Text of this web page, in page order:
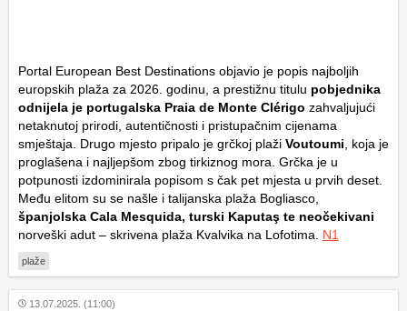
Portal European Best Destinations objavio je popis najboljih
europskih plaža za 2026. godinu, a prestižnu titulu pobjednika
odnijela je portugalska Praia de Monte Clérigo zahvaljujući
netaknutoj prirodi, autentičnosti i pristupačnim cijenama
smještaja. Drugo mjesto pripalo je grčkoj plaži Voutoumi, koja je
proglašena i najljepšom zbog tirkiznog mora. Grčka je u
potpunosti izdominirala popisom s čak pet mjesta u prvih deset.
Među elitom su se našle i talijanska plaža Bogliasco,
španjolska Cala Mesquida, turski Kaputaş te neočekivani
norveški adut – skrivena plaža Kvalvika na Lofotima. N1
plaže
13.07.2025. (11:00)